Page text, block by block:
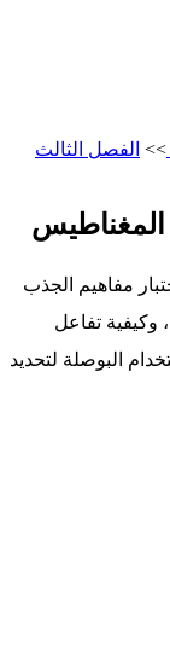
>> الفصل الثالث
المغناطيس
مفاهيم الجذب
تفاعل
البوصلة لتحديد